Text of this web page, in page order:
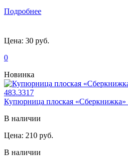
Подробнее
Цена: 30 руб.
0
Новинка
Купюрница плоская «Сберкнижка»
В наличии
Цена: 210 руб.
В наличии